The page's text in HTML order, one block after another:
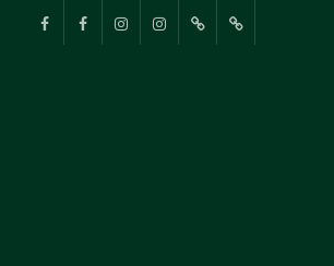
СценічнеХореографіяpnu_theatre_
АнсамбльUkrainedance_PNU
ВИРІШЕННЯ